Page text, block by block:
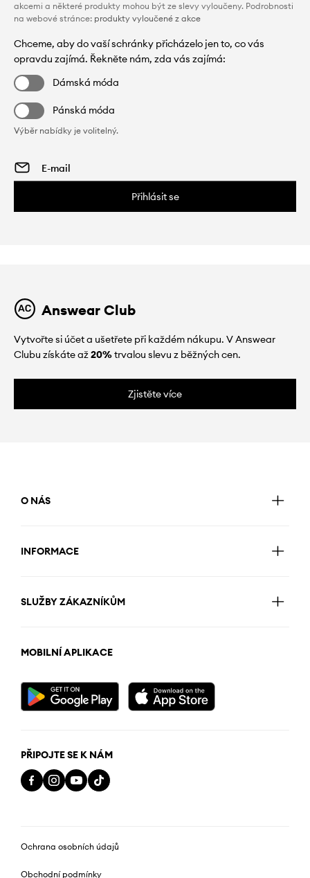
akcemi a některé produkty mohou být ze slevy vyloučeny. Podrobnosti
na webové stránce: produkty vyloučené z akce
Chceme, aby do vaší schránky přicházelo jen to, co vás
opravdu zajímá. Řekněte nám, zda vás zajímá:
Dámská móda
Pánská móda
Výběr nabídky je volitelný.
Přihlásit se
Answear Club
Vytvořte si účet a ušetřete při každém nákupu. V Answear
Clubu získáte až20%trvalou slevu z běžných cen.
Zjistěte více
O NÁS
INFORMACE
SLUŽBY ZÁKAZNÍKŮM
MOBILNÍ APLIKACE
PŘIPOJTE SE K NÁM
Ochrana osobních údajů
Obchodní podmínky